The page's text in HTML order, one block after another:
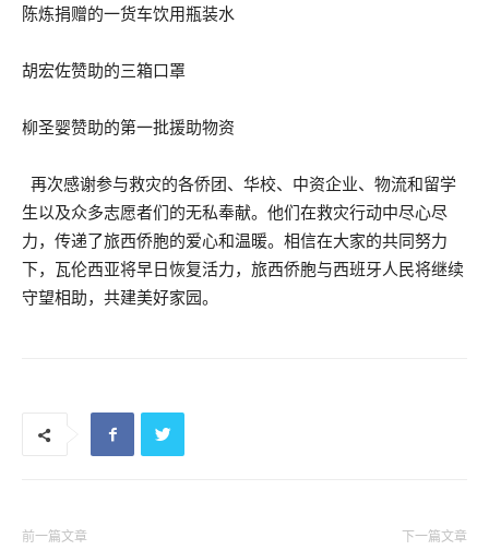
陈炼捐赠的一货车饮用瓶装水
胡宏佐赞助的三箱口罩
柳圣婴赞助的第一批援助物资
再次感谢参与救灾的各侨团、华校、中资企业、物流和留学
生以及众多志愿者们的无私奉献。他们在救灾行动中尽心尽
力，传递了旅西侨胞的爱心和温暖。相信在大家的共同努力
下，瓦伦西亚将早日恢复活力，旅西侨胞与西班牙人民将继续
守望相助，共建美好家园。
前一篇文章 下一篇文章